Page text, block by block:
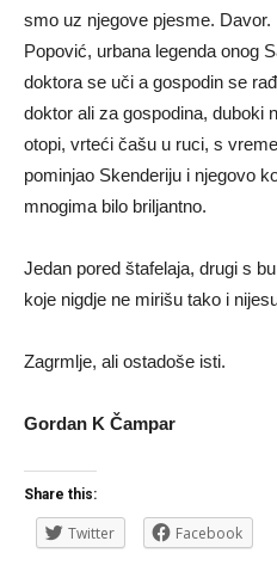
smo uz njegove pjesme. Davor.
Popović, urbana legenda onog
doktora se uči a gospodin se
doktor ali za gospodina, duboki
otopi, vrteći čašu u ruci, s
pominjao Skenderiju i njegovo
mnogima bilo briljantno.
Jedan pored štafelaja, drugi s
koje nigdje ne mirišu tako i
Zagrmlje, ali ostadoše isti.
Gordan K Čampar
Share this:
Twitter Facebook